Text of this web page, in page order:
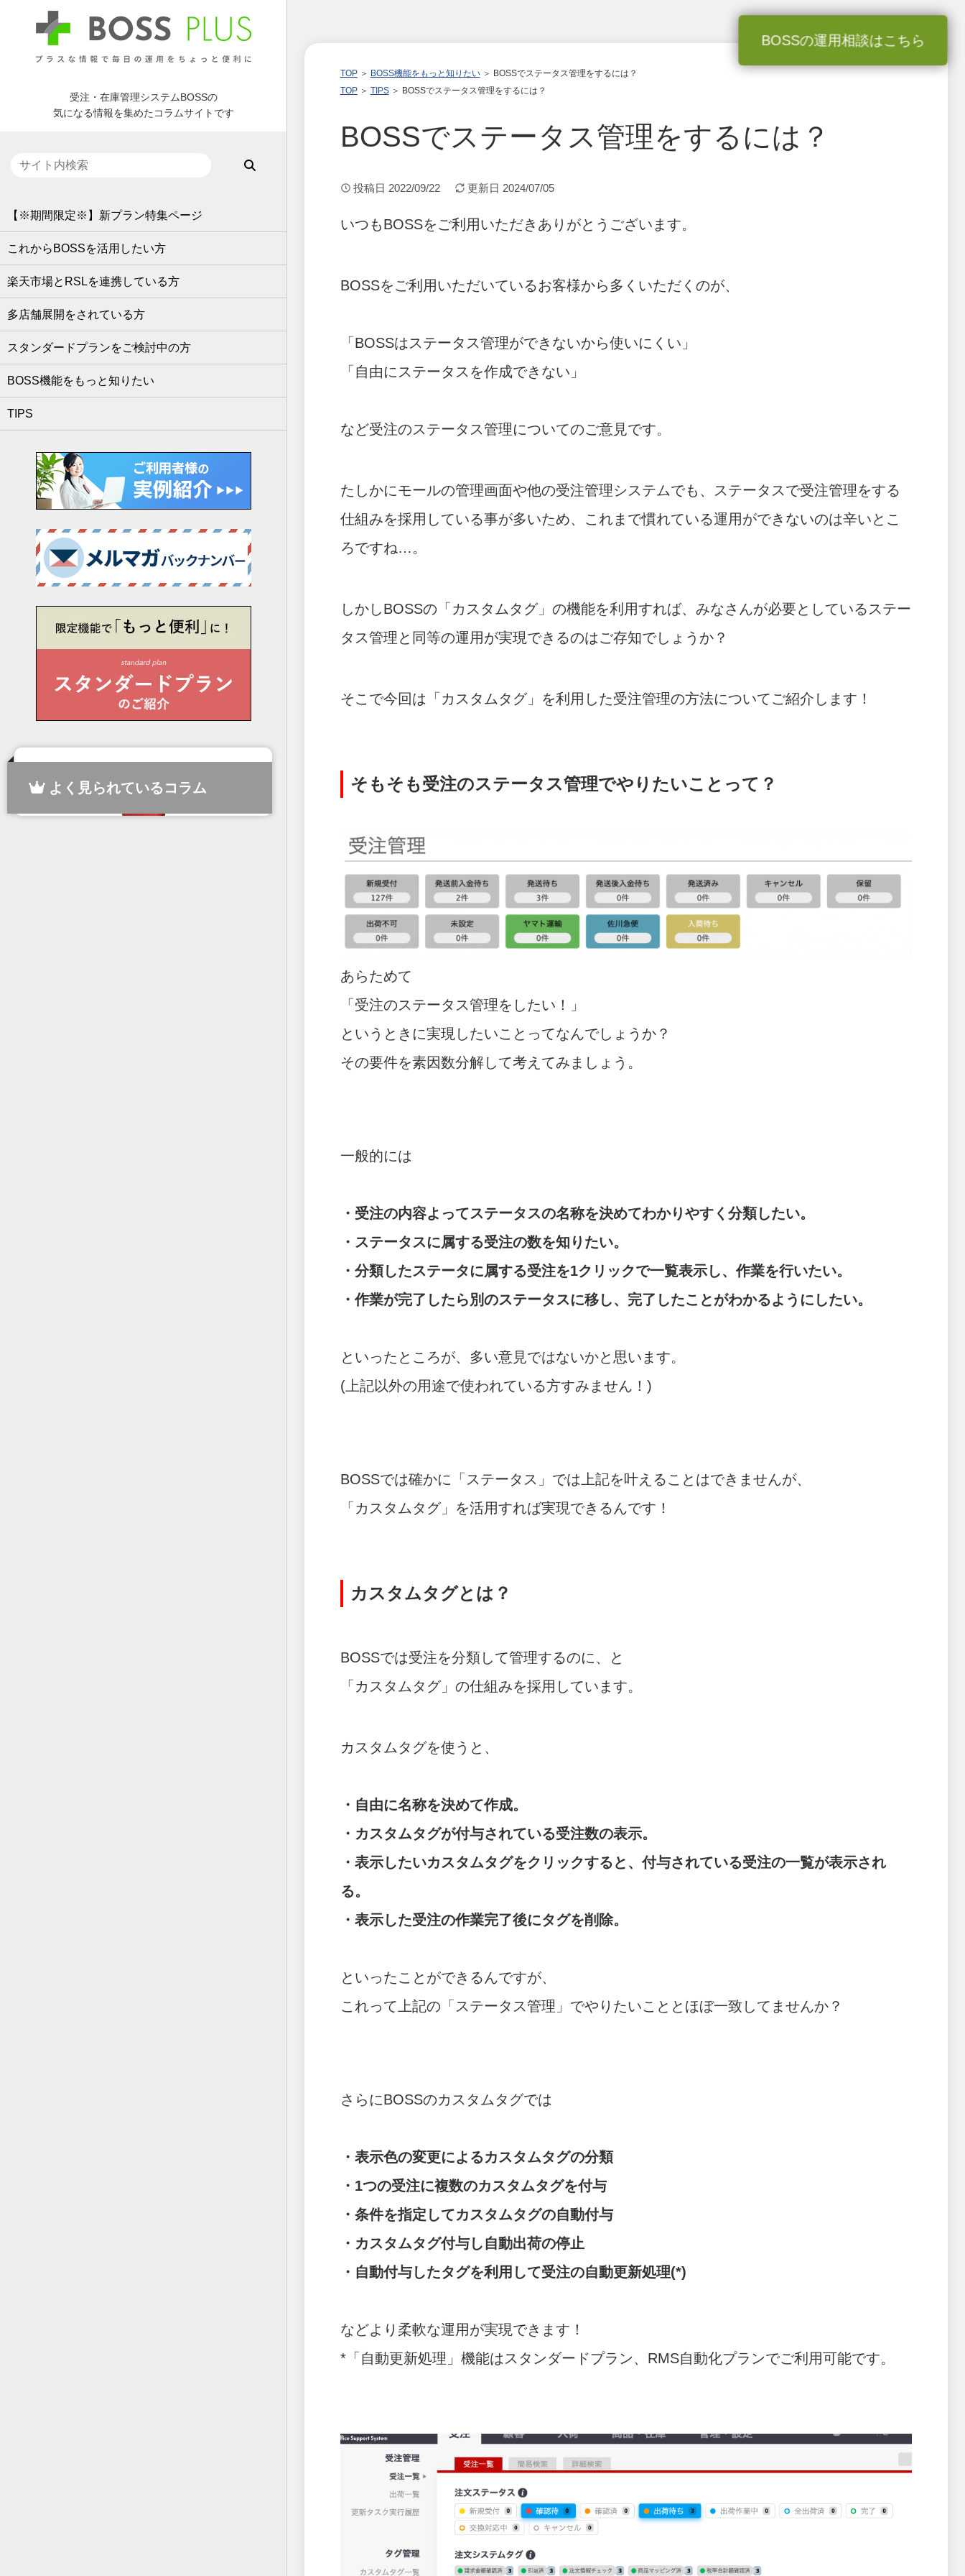
BOSSの運用相談はこちら
受注・在庫管理システムBOSSの
気になる情報を集めたコラムサイトです
【※期間限定※】新プラン特集ページ
これからBOSSを活用したい方
楽天市場とRSLを連携している方
多店舗展開をされている方
スタンダードプランをご検討中の方
BOSS機能をもっと知りたい
TIPS
よく見られているコラム
TOP＞ BOSS機能をもっと知りたい＞ BOSSでステータス管理をするには？
TOP＞ TIPS＞ BOSSでステータス管理をするには？
BOSSでステータス管理をするには？
投稿日 2022/09/22 更新日 2024/07/05
いつもBOSSをご利用いただきありがとうございます。
BOSSをご利用いただいているお客様から多くいただくのが、
「BOSSはステータス管理ができないから使いにくい」
「自由にステータスを作成できない」
など受注のステータス管理についてのご意見です。
たしかにモールの管理画面や他の受注管理システムでも、ステータスで受注管理をする
仕組みを採用している事が多いため、これまで慣れている運用ができないのは辛いとこ
ろですね…。
しかしBOSSの「カスタムタグ」の機能を利用すれば、みなさんが必要としているステー
タス管理と同等の運用が実現できるのはご存知でしょうか？
そこで今回は「カスタムタグ」を利用した受注管理の方法についてご紹介します！
そもそも受注のステータス管理でやりたいことって？
あらためて
「受注のステータス管理をしたい！」
というときに実現したいことってなんでしょうか？
その要件を素因数分解して考えてみましょう。
一般的には
・受注の内容よってステータスの名称を決めてわかりやすく分類したい。
・ステータスに属する受注の数を知りたい。
・分類したステータに属する受注を1クリックで一覧表示し、作業を行いたい。
・作業が完了したら別のステータスに移し、完了したことがわかるようにしたい。
といったところが、多い意見ではないかと思います。
(上記以外の用途で使われている方すみません！)
BOSSでは確かに「ステータス」では上記を叶えることはできませんが、
「カスタムタグ」を活用すれば実現できるんです！
カスタムタグとは？
BOSSでは受注を分類して管理するのに、と
「カスタムタグ」の仕組みを採用しています。
カスタムタグを使うと、
・自由に名称を決めて作成。
・カスタムタグが付与されている受注数の表示。
・表示したいカスタムタグをクリックすると、付与されている受注の一覧が表示され
る。
・表示した受注の作業完了後にタグを削除。
といったことができるんですが、
これって上記の「ステータス管理」でやりたいこととほぼ一致してませんか？
さらにBOSSのカスタムタグでは
・表示色の変更によるカスタムタグの分類
・1つの受注に複数のカスタムタグを付与
・条件を指定してカスタムタグの自動付与
・カスタムタグ付与し自動出荷の停止
・自動付与したタグを利用して受注の自動更新処理(*)
などより柔軟な運用が実現できます！
*「自動更新処理」機能はスタンダードプラン、RMS自動化プランでご利用可能です。